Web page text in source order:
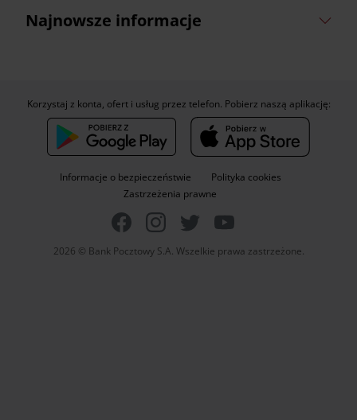
Najnowsze informacje
Informacje o bezpieczeństwie
Polityka cookies
Zastrzeżenia prawne
2026 © Bank Pocztowy S.A. Wszelkie prawa zastrzeżone.
Korzystaj z konta, ofert i usług przez telefon. Pobierz naszą aplikację: